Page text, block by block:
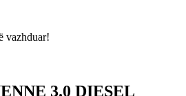
vazhduar!
3.0 DIESEL